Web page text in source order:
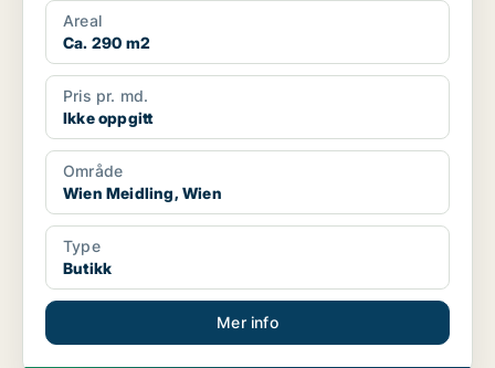
Areal
Ca. 290 m2
Pris pr. md.
Ikke oppgitt
Område
Wien Meidling, Wien
Type
Butikk
Mer info